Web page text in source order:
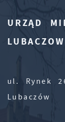
URZĄD
ul. Rynek
Lubaczów